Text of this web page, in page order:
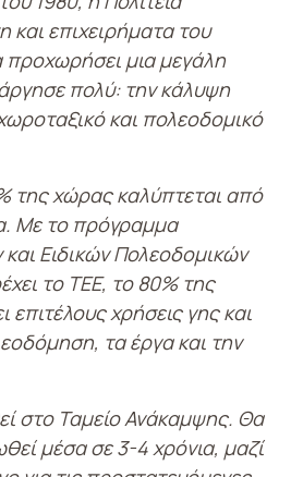
και επιχειρήματα του
προχωρήσει μια μεγάλη
πολύ: την κάλυψη
και πολεοδομικό
της χώρας καλύπτεται από
Με το πρόγραμμα
Ειδικών Πολεοδομικών
το ΤΕΕ, το 80% της
χρήσεις γης και
τα έργα και την
στο Ταμείο Ανάκαμψης. Θα
μέσα σε 3-4 χρόνια, μαζί